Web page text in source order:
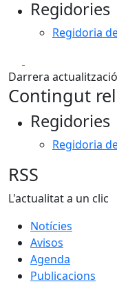
Regidories
Regidoria
Darrera
Contingut
Regidories
Regidoria
RSS
L'actualitat a un clic
Notícies
Avisos
Agenda
Publicacions